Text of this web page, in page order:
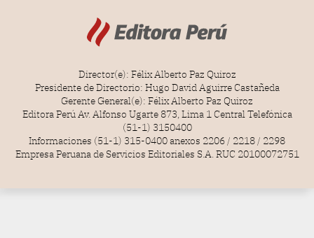
Director(e): Félix Alberto Paz Quiroz
Presidente de Directorio: Hugo David Aguirre Castañeda
Gerente General(e): Félix Alberto Paz Quiroz
Editora Perú Av. Alfonso Ugarte 873, Lima 1 Central Telefónica
(51-1) 3150400
Informaciones (51-1) 315-0400 anexos 2206 / 2218 / 2298
Empresa Peruana de Servicios Editoriales S.A. RUC 20100072751